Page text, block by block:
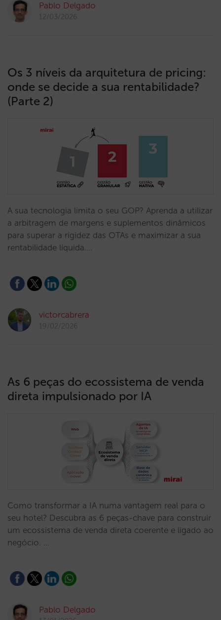
Pablo Delgado
12/03/2026
Os 3 níveis da arquitetura de pricing:
onde se decide a sua rentabilidade?
(Parte 2)
A sua tecnologia limita o seu GOP? Aprenda a utilizar
a arbitragem de margens e suplementos dinâmicos
para superar a rigidez das OTAs e maximizar a sua
rentabilidade líquida.…
victorcabrera
19/02/2026
As 6 peças do ecossistema de venda
direta impulsionado por IA
Como transformar a IA numa vantagem real para o
seu hotel? Descubra as 6 peças-chave para construir
um ecossistema de venda direta coerente e ligado ao
negócio. …
Pablo Delgado